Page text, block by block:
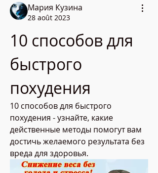
Мария Кузина
28 août 2023
10 способов для
быстрого
похудения
10 способов для быстрого
похудения - узнайте, какие
действенные методы помогут вам
достичь желаемого результата без
вреда для здоровья.